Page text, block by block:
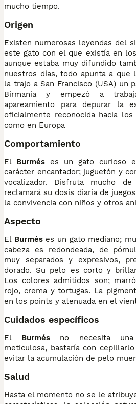
mucho tiempo.
Origen
Existen numerosas leyendas del
este gato con el que existía en
aunque estaba muy difundido
nuestros días, todo apunta a que
la trajo a San Francisco (USA) un
Birmania y empezó a
apareamiento para depurar la
oficialmente reconocida hacia
como en Europa
Comportamiento
El Burmés es un gato curioso
carácter encantador; juguetón y
vocalizador. Disfruta mucho
reclamará su dosis diaria de
la convivencia con niños y otros
Aspecto
El Burméses un gato mediano;
cabeza es redondeada, de
muy separados y expresivos,
dorado. Su pelo es corto y
Los colores admitidos son;
rojo, crema y tortugas. La
en los points y atenuada en el
Cuidados específicos
El Burmésno necesita una
meticulosa, bastaría con
evitar la acumulación de pelo
Salud
Hasta el momento no se le